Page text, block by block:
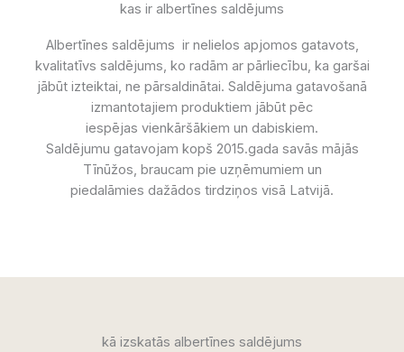
kas ir albertīnes saldējums
Albertīnes saldējums ir nelielos apjomos gatavots,
kvalitatīvs saldējums, ko radām ar pārliecību, ka garšai
jābūt izteiktai, ne pārsaldinātai. Saldējuma gatavošanā
izmantotajiem produktiem jābūt pēc
iespējas vienkāršākiem un dabiskiem.
Saldējumu gatavojam kopš 2015.gada savās mājās
Tīnūžos, braucam pie uzņēmumiem un
piedalāmies dažādos tirdziņos visā Latvijā.
kā izskatās albertīnes saldējums